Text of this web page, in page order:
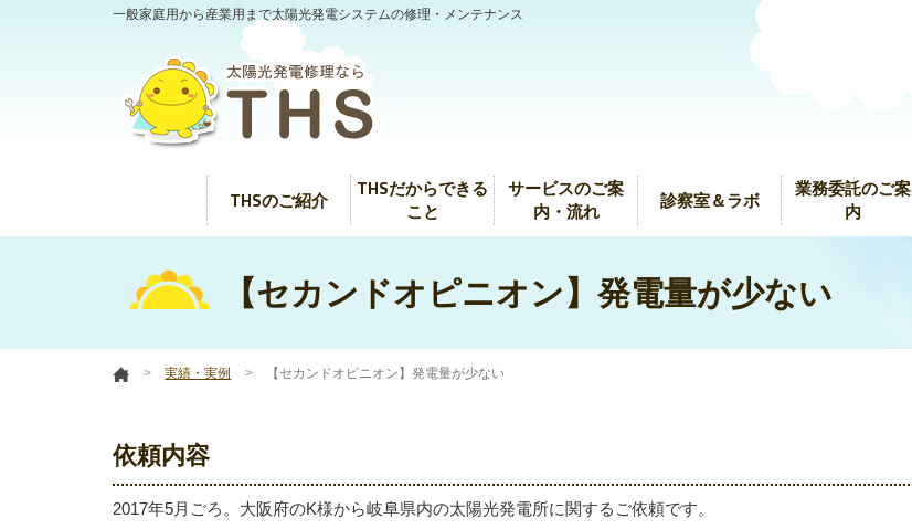
一般家庭用から産業用まで太陽光発電システムの修理・メンテナンス
THSのご紹介
THSだからできる
こと
サービスのご案
内・流れ
診察室＆ラボ
業務委託のご案
内
【セカンドオピニオン】発電量が少ない
実績・実例 【セカンドオピニオン】発電量が少ない
依頼内容
2017年5月ごろ。大阪府のK様から岐阜県内の太陽光発電所に関するご依頼です。